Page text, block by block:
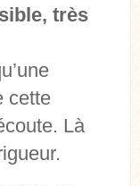
très
cette
Là